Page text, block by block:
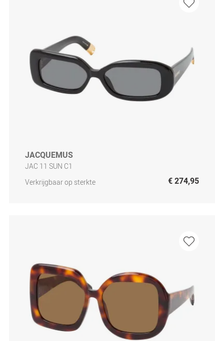
JACQUEMUS
JAC 11 SUN C1
Verkrijgbaar op sterkte
€ 274,95